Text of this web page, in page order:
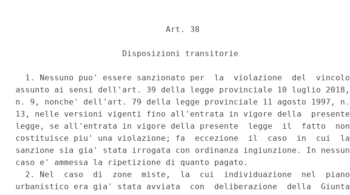
                               Art. 38
                      Disposizioni transitorie
  1. Nessuno puo' essere sanzionato per  la  violazione  del  vincolo
assunto ai sensi dell'art. 39 della legge provinciale 10 luglio 2018,
n. 9, nonche' dell'art. 79 della legge provinciale 11 agosto 1997, n.
13, nelle versioni vigenti fino all'entrata in vigore della  presente
legge, se all'entrata in vigore della presente  legge  il  fatto  non
costituisce piu' una violazione; fa  eccezione  il  caso  in  cui  la
sanzione sia gia' stata irrogata con ordinanza ingiunzione. In nessun
caso e' ammessa la ripetizione di quanto pagato.
  2. Nel  caso  di  zone  miste,  la  cui  individuazione  nel  piano
urbanistico era gia' stata avviata  con  deliberazione  della  Giunta